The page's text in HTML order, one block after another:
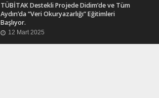
TÜBİTAK Destekli Projede Didim’de ve Tüm
Aydın’da “Veri Okuryazarlığı” Eğitimleri
Başlıyor.
12 Mart 2025